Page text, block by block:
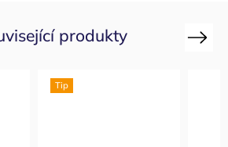
produkty
Tip
Next